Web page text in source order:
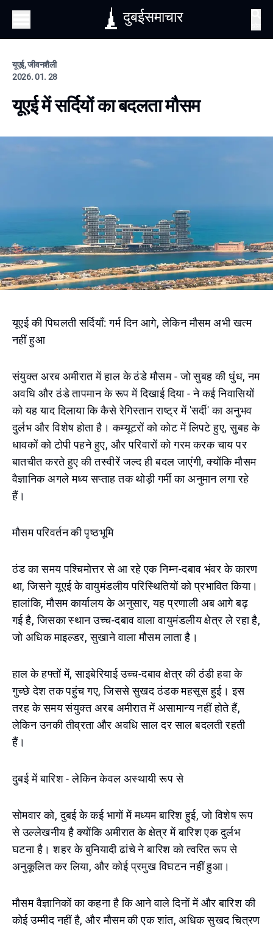
दुबईसमाचार
यूएई, जीवनशैली
2026. 01. 28
यूएई में सर्दियों का बदलता मौसम
यूएई की पिघलती सर्दियाँ: गर्म दिन आगे, लेकिन मौसम अभी खत्म
नहीं हुआ
संयुक्त अरब अमीरात में हाल के ठंडे मौसम - जो सुबह की धुंध, नम
अवधि और ठंडे तापमान के रूप में दिखाई दिया - ने कई निवासियों
को यह याद दिलाया कि कैसे रेगिस्तान राष्ट्र में 'सर्दी' का अनुभव
दुर्लभ और विशेष होता है। कम्यूटरों को कोट में लिपटे हुए, सुबह के
धावकों को टोपी पहने हुए, और परिवारों को गरम करक चाय पर
बातचीत करते हुए की तस्वीरें जल्द ही बदल जाएंगी, क्योंकि मौसम
वैज्ञानिक अगले मध्य सप्ताह तक थोड़ी गर्मी का अनुमान लगा रहे
हैं।
मौसम परिवर्तन की पृष्ठभूमि
ठंड का समय पश्चिमोत्तर से आ रहे एक निम्न-दबाव भंवर के कारण
था, जिसने यूएई के वायुमंडलीय परिस्थितियों को प्रभावित किया।
हालांकि, मौसम कार्यालय के अनुसार, यह प्रणाली अब आगे बढ़
गई है, जिसका स्थान उच्च-दबाव वाला वायुमंडलीय क्षेत्र ले रहा है,
जो अधिक माइल्डर, सुखाने वाला मौसम लाता है।
हाल के हफ्तों में, साइबेरियाई उच्च-दबाव क्षेत्र की ठंडी हवा के
गुच्छे देश तक पहुंच गए, जिससे सुखद ठंडक महसूस हुई। इस
तरह के समय संयुक्त अरब अमीरात में असामान्य नहीं होते हैं,
लेकिन उनकी तीव्रता और अवधि साल दर साल बदलती रहती
हैं।
दुबई में बारिश - लेकिन केवल अस्थायी रूप से
सोमवार को, दुबई के कई भागों में मध्यम बारिश हुई, जो विशेष रूप
से उल्लेखनीय है क्योंकि अमीरात के क्षेत्र में बारिश एक दुर्लभ
घटना है। शहर के बुनियादी ढांचे ने बारिश को त्वरित रूप से
अनुकूलित कर लिया, और कोई प्रमुख विघटन नहीं हुआ।
मौसम वैज्ञानिकों का कहना है कि आने वाले दिनों में और बारिश की
कोई उम्मीद नहीं है, और मौसम की एक शांत, अधिक सुखद चित्रण